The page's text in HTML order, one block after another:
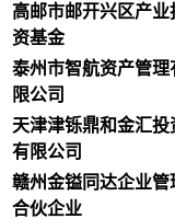
高邮市邮开兴区产业
资基金
泰州市智航资产管理
限公司
天津津铄鼎和金汇投
有限公司
赣州金镒同达企业管
合伙企业